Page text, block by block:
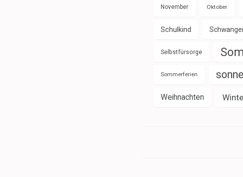
November Oktober
Schulkind
Selbstfürsorge
Sommerferien sonne
Weihnachten